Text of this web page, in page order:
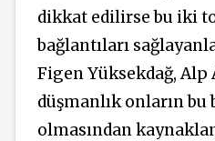
dikkat edilirse bu iki
bağlantıları
Figen Yüksekdağ, Alp
düşmanlık onların bu
olmasından